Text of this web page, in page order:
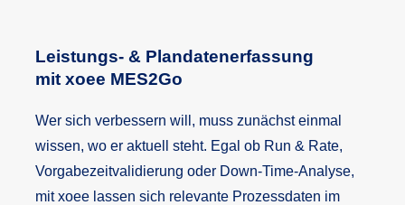
Leistungs- & Plandatenerfassung
mit xoee MES2Go
Wer sich verbessern will, muss zunächst einmal
wissen, wo er aktuell steht. Egal ob Run & Rate,
Vorgabezeitvalidierung oder Down-Time-Analyse,
mit xoee lassen sich relevante Prozessdaten im